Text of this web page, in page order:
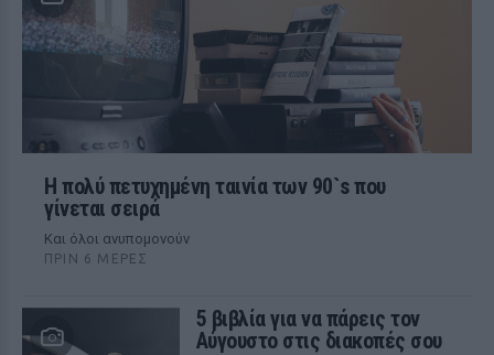
Η πολύ πετυχημένη ταινία των 90`s που
γίνεται σειρά
Και όλοι ανυπομονούν
ΠΡΙΝ 6 ΜΈΡΕΣ
5 βιβλία για να πάρεις τον
Αύγουστο στις διακοπές σου